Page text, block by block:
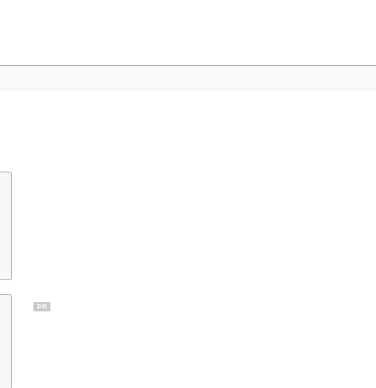
PR